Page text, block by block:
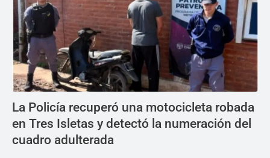
La Policía recuperó una motocicleta robada
en Tres Isletas y detectó la numeración del
cuadro adulterada